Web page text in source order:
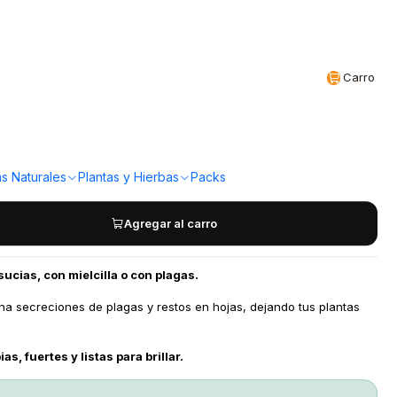
Carro
Naturales Plantas y Hierbas Packs
Agregar al carro
con mielcilla o con plagas.
secreciones de plagas y restos en hojas, dejando tus plantas
fuertes y listas para brillar.